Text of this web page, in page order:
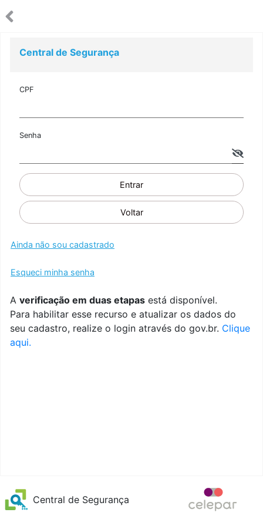
Central de Segurança
CPF
Senha
Entrar
Voltar
Ainda não sou cadastrado
Esqueci minha senha
A verificação em duas etapas está disponível.
Para habilitar esse recurso e atualizar os dados do
seu cadastro, realize o login através do gov.br. Clique
aqui.
Central de Segurança